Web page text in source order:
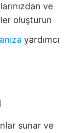
ve
oluşturun
yardımcı
sunar ve